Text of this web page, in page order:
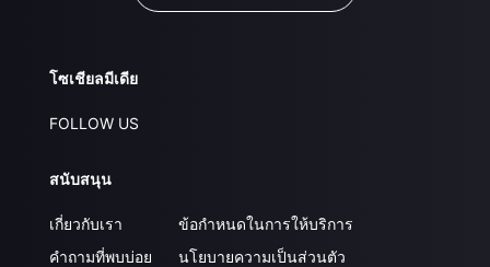
โซเชียลมีเดีย
FOLLOW US
สนับสนุน
เกี่ยวกับเรา
คำถามที่พบบ่อย
ข้อกำหนดในการให้บริการ
นโยบายความเป็นส่วนตัว